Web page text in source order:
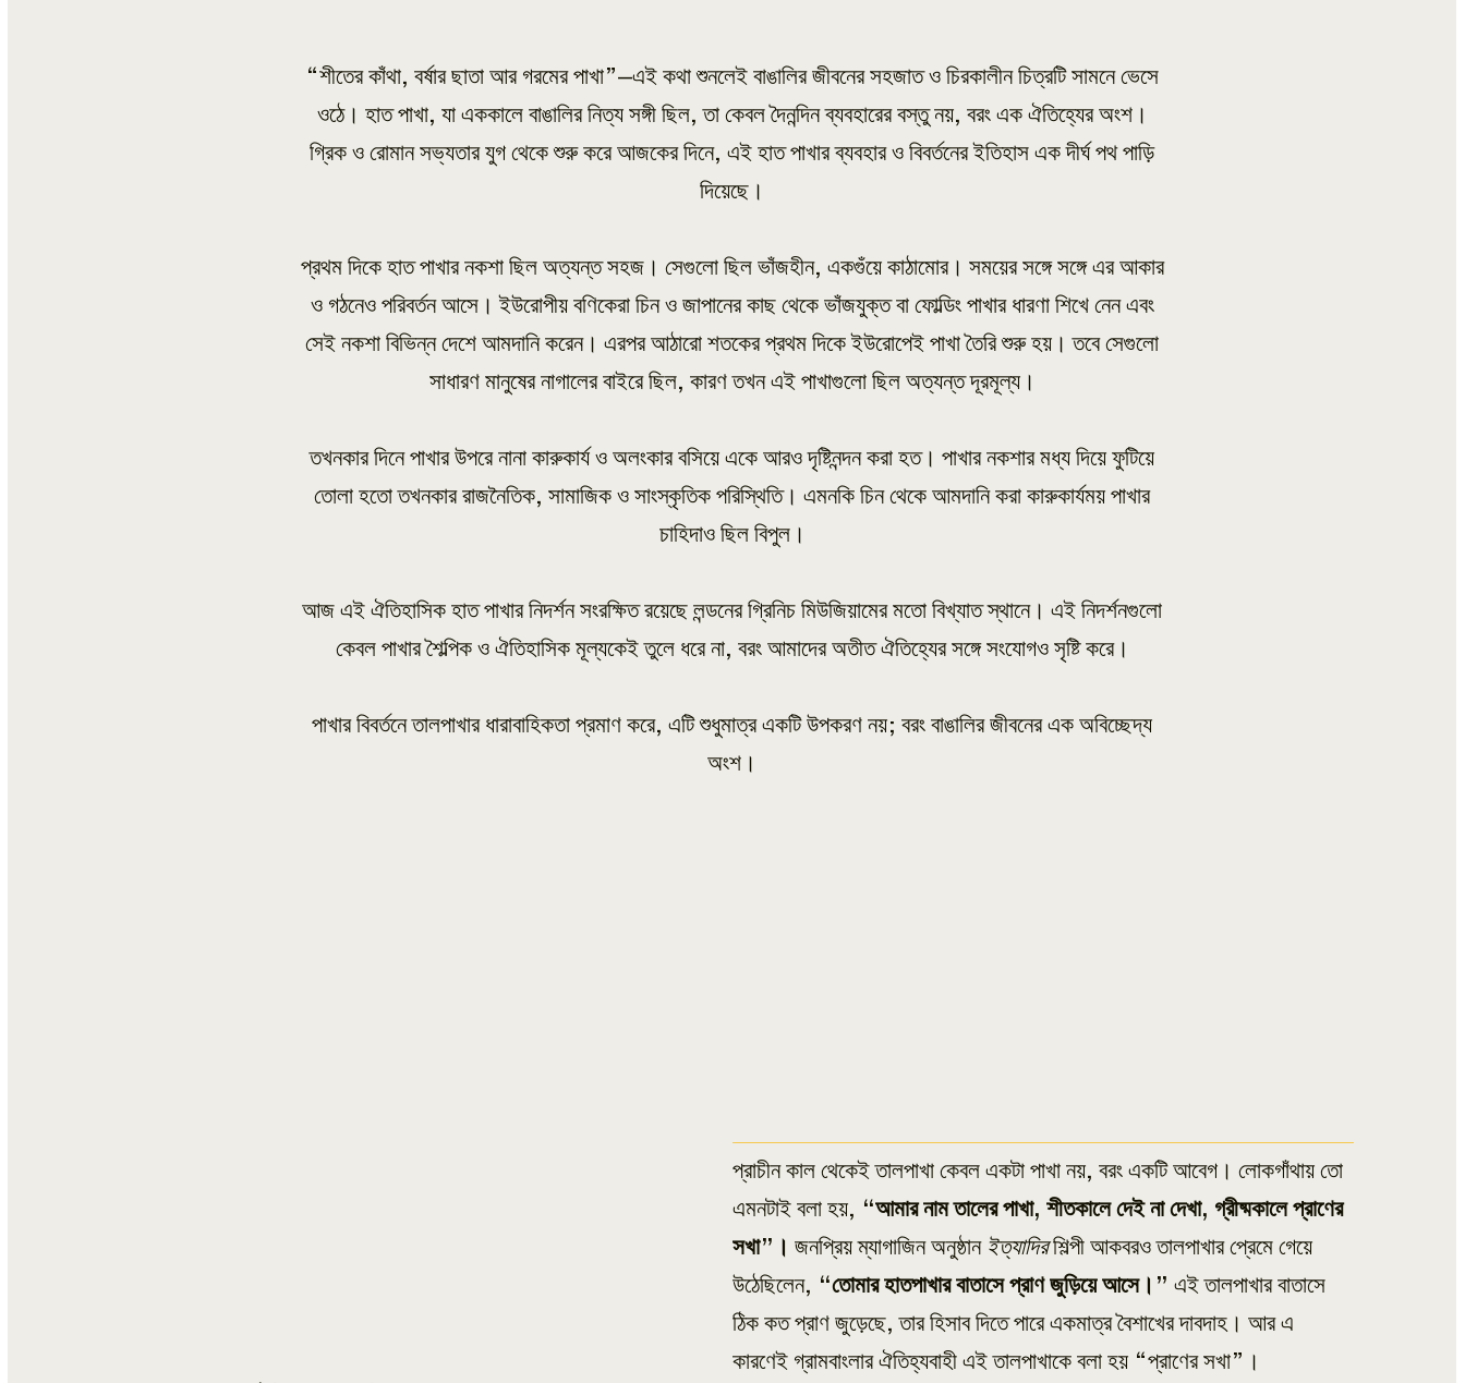
“শীতের কাঁথা, বর্ষার ছাতা আর গরমের পাখা”—এই কথা শুনলেই বাঙালির জীবনের সহজাত ও চিরকালীন চিত্রটি সামনে ভেসে
ওঠে। হাত পাখা, যা এককালে বাঙালির নিত্য সঙ্গী ছিল, তা কেবল দৈনন্দিন ব্যবহারের বস্তু নয়, বরং এক ঐতিহ্যের অংশ।
গ্রিক ও রোমান সভ্যতার যুগ থেকে শুরু করে আজকের দিনে, এই হাত পাখার ব্যবহার ও বিবর্তনের ইতিহাস এক দীর্ঘ পথ পাড়ি
দিয়েছে।
প্রথম দিকে হাত পাখার নকশা ছিল অত্যন্ত সহজ। সেগুলো ছিল ভাঁজহীন, একগুঁয়ে কাঠামোর। সময়ের সঙ্গে সঙ্গে এর আকার
ও গঠনেও পরিবর্তন আসে। ইউরোপীয় বণিকেরা চিন ও জাপানের কাছ থেকে ভাঁজযুক্ত বা ফোল্ডিং পাখার ধারণা শিখে নেন এবং
সেই নকশা বিভিন্ন দেশে আমদানি করেন। এরপর আঠারো শতকের প্রথম দিকে ইউরোপেই পাখা তৈরি শুরু হয়। তবে সেগুলো
সাধারণ মানুষের নাগালের বাইরে ছিল, কারণ তখন এই পাখাগুলো ছিল অত্যন্ত দূরমূল্য।
তখনকার দিনে পাখার উপরে নানা কারুকার্য ও অলংকার বসিয়ে একে আরও দৃষ্টিনন্দন করা হত। পাখার নকশার মধ্য দিয়ে ফুটিয়ে
তোলা হতো তখনকার রাজনৈতিক, সামাজিক ও সাংস্কৃতিক পরিস্থিতি। এমনকি চিন থেকে আমদানি করা কারুকার্যময় পাখার
চাহিদাও ছিল বিপুল।
আজ এই ঐতিহাসিক হাত পাখার নিদর্শন সংরক্ষিত রয়েছে লন্ডনের গ্রিনিচ মিউজিয়ামের মতো বিখ্যাত স্থানে। এই নিদর্শনগুলো
কেবল পাখার শৈল্পিক ও ঐতিহাসিক মূল্যকেই তুলে ধরে না, বরং আমাদের অতীত ঐতিহ্যের সঙ্গে সংযোগও সৃষ্টি করে।
পাখার বিবর্তনে তালপাখার ধারাবাহিকতা প্রমাণ করে, এটি শুধুমাত্র একটি উপকরণ নয়; বরং বাঙালির জীবনের এক অবিচ্ছেদ্য
অংশ।
প্রাচীন কাল থেকেই তালপাখা কেবল একটা পাখা নয়, বরং একটি আবেগ। লোকগাঁথায় তো
এমনটাই বলা হয়, “আমার নাম তালের পাখা, শীতকালে দেই না দেখা, গ্রীষ্মকালে প্রাণের
সখা”। জনপ্রিয় ম্যাগাজিন অনুষ্ঠানইত্যাদিরশিল্পী আকবরও তালপাখার প্রেমে গেয়ে
উঠেছিলেন, “তোমার হাতপাখার বাতাসে প্রাণ জুড়িয়ে আসে।” এই তালপাখার বাতাসে
ঠিক কত প্রাণ জুড়েছে, তার হিসাব দিতে পারে একমাত্র বৈশাখের দাবদাহ। আর এ
কারণেই গ্রামবাংলার ঐতিহ্যবাহী এই তালপাখাকে বলা হয় “প্রাণের সখা”।